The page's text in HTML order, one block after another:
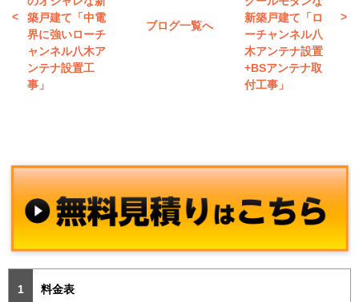
築戸建て「中電
界に強いローチ
ャンネル八木ア
ンテナ設置工
事」
ブログ一覧へ
新築戸建て「ロ
ーチャンネル八
木アンテナ設置
+BSアンテナ取
付工事」
料金表